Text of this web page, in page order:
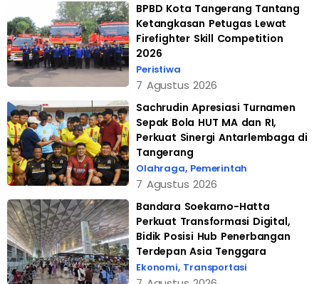
BPBD Kota Tangerang Tantang
Ketangkasan Petugas Lewat
Firefighter Skill Competition
2026
Peristiwa
7 Agustus 2026
Sachrudin Apresiasi Turnamen
Sepak Bola HUT MA dan RI,
Perkuat Sinergi Antarlembaga di
Tangerang
Olahraga, Pemerintah
7 Agustus 2026
Bandara Soekarno-Hatta
Perkuat Transformasi Digital,
Bidik Posisi Hub Penerbangan
Terdepan Asia Tenggara
Ekonomi, Transportasi